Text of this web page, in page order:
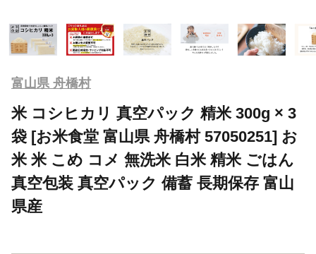
富山県 舟橋村
米 コシヒカリ 真空パック 精米 300g × 3
袋 [お米食堂 富山県 舟橋村 57050251] お
米 米 こめ コメ 無洗米 白米 精米 ごはん
真空包装 真空パック 備蓄 長期保存 富山
県産